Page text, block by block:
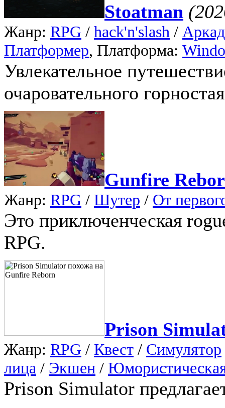
Stoatman
Жанр: RPG / hack'n'slash /
Платформер, Платформа:
Увлекательное
очаровательного
Gunfire
Жанр: RPG / Шутер / От
Это приключенческая
RPG.
Prison
Жанр: RPG / Квест / Симулятор
лица / Экшен /
Prison Simulator